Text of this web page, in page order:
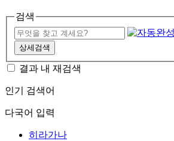
검색
상세검색
결과 내 재검색
인기 검색어
다국어 입력
히라가나